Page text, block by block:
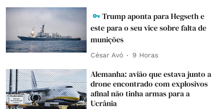
Trump aponta para Hegseth e
este para o seu vice sobre falta de
munições
César Avó 9 Horas
Alemanha: avião que estava junto a
drone encontrado com explosivos
afinal não tinha armas para a
Ucrânia